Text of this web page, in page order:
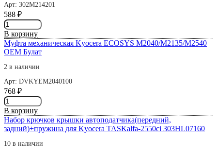
1150
CET501024
(L)
Арт: 302M214201
588 ₽
Количество
товара
Комплект
шестерен
подачи
тонера
KYOCERA
FS-
1020/MFP/1040/1120MFP
CET
В корзину
Муфта механическая Kyocera ECOSYS M2040/M2135/M2540
ОЕМ Булат
2 в наличии
Арт: DVKYEM2040100
768 ₽
Количество
товара
Муфта
механическая
Kyocera
ECOSYS
В корзину
Набор крючков крышки автоподатчика(передний,
задний)+пружина для Kyocera TASKalfa-2550ci 303HL07160
10 в наличии